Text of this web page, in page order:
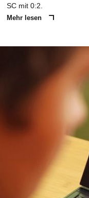
SC mit 0:2.
Mehr lesen